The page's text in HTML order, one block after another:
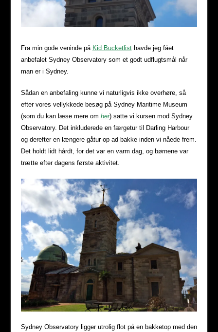
Fra min gode veninde på Kid Bucketlisthavde jeg fået
anbefalet Sydney Observatory som et godt udflugtsmål når
man er i Sydney.
Sådan en anbefaling kunne vi naturligvis ikke overhøre, så
efter vores vellykkede besøg på Sydney Maritime Museum
(som du kan læse mere om her) satte vi kursen mod Sydney
Observatory. Det inkluderede en færgetur til Darling Harbour
og derefter en længere gåtur op ad bakke inden vi nåede frem.
Det holdt lidt hårdt, for det var en varm dag, og børnene var
trætte efter dagens første aktivitet.
Sydney Observatory ligger utrolig flot på en bakketop med den